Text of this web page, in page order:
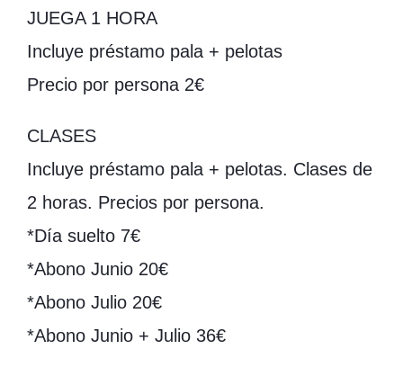
JUEGA 1 HORA
Incluye préstamo pala + pelotas
Precio por persona 2€
CLASES
Incluye préstamo pala + pelotas. Clases de
2 horas. Precios por persona.
*Día suelto 7€
*Abono Junio 20€
*Abono Julio 20€
*Abono Junio + Julio 36€